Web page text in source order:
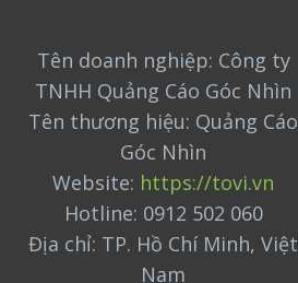
Tên doanh nghiệp: Công ty
TNHH Quảng Cáo Góc Nhìn
Tên thương hiệu: Quảng Cáo
Góc Nhìn
Website: https://tovi.vn
Hotline: 0912 502 060
Địa chỉ: TP. Hồ Chí Minh, Việt
Nam